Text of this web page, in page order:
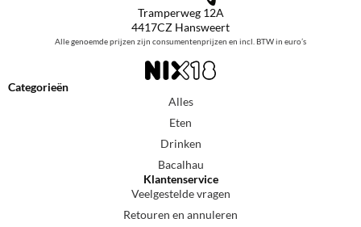
Tramperweg 12A
4417CZ Hansweert
Alle genoemde prijzen zijn consumentenprijzen en incl. BTW in euro’s
Categorieën
Alles
Eten
Drinken
Bacalhau
Klantenservice
Veelgestelde vragen
Retouren en annuleren